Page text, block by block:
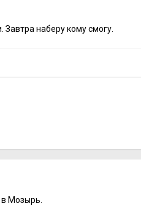
наберу кому смогу.
Мозырь.